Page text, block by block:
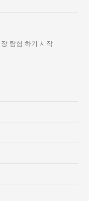
탐험 하기 시작